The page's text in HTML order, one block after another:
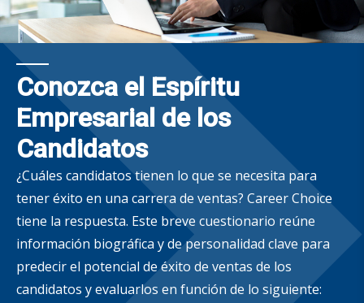
Conozca el Espíritu
Empresarial de los
Candidatos
¿Cuáles candidatos tienen lo que se necesita para
tener éxito en una carrera de ventas? Career Choice
tiene la respuesta. Este breve cuestionario reúne
información biográfica y de personalidad clave para
predecir el potencial de éxito de ventas de los
candidatos y evaluarlos en función de lo siguiente: